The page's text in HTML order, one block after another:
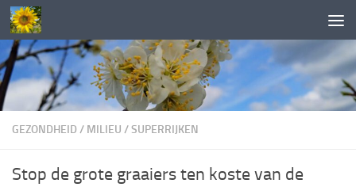
Doorgaan naar inhoud
GEZONDHEID / MILIEU /SUPERRIJKEN
Stop de grote graaiers ten koste van de